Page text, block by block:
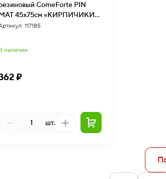
ComeForte PIN
45х75см «КИРПИЧИКИ»
кр (10/1)117185
наличии
₽
шт.